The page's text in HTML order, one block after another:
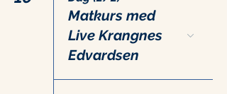
Matkurs med
Live Krangnes
Edvardsen